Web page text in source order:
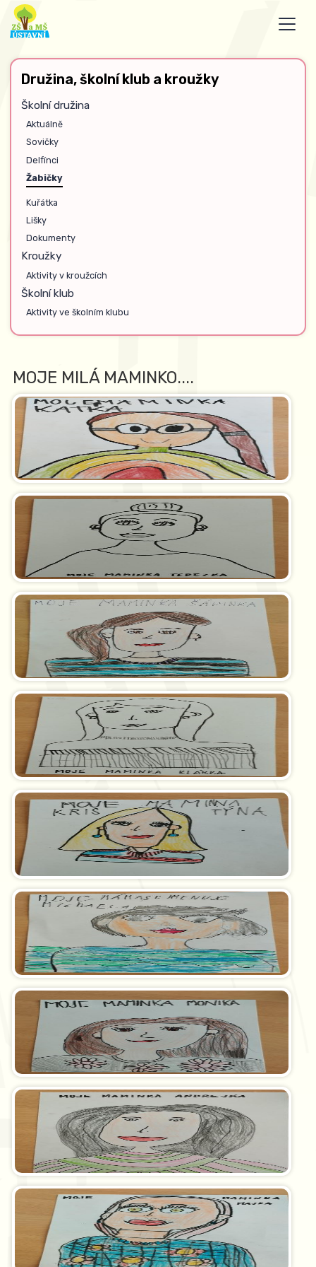
Družina, školní klub a kroužky
Školní družina
Aktuálně
Sovičky
Delfínci
Žabičky
Kuřátka
Lišky
Dokumenty
Kroužky
Aktivity v kroužcích
Školní klub
Aktivity ve školním klubu
MOJE MILÁ MAMINKO....